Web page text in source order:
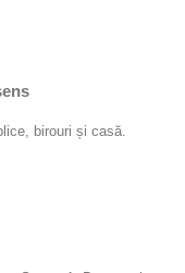
birouri și casă.